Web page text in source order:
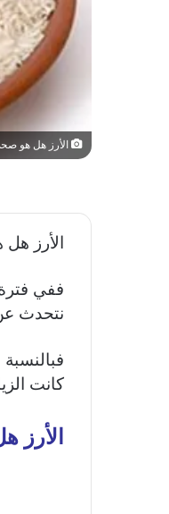
الأرز هل هو
الأرز
نتحدث
كانت الزيادة